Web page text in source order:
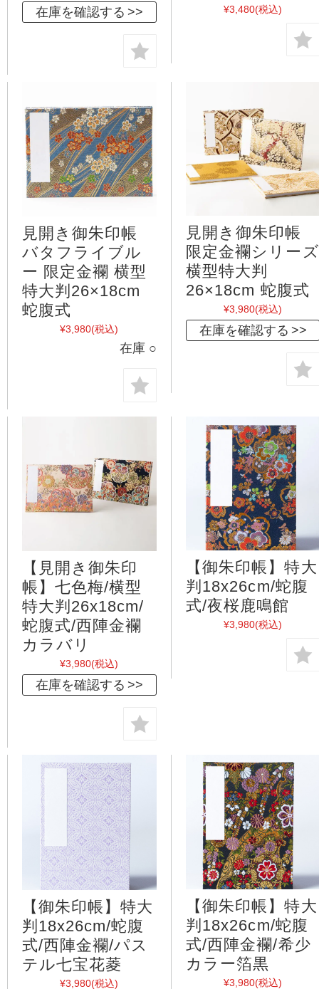
在庫を確認する ¥3,480(税込)
見開き御朱印帳
バタフライブル
ー 限定金襴 横型
特大判26×18cm
蛇腹式
¥3,980(税込)
在庫 ○
見開き御朱印帳
限定金襴シリーズ
横型特大判
26×18cm 蛇腹式
¥3,980(税込)
在庫を確認する
【見開き御朱印
帳】七色梅/横型
特大判26x18cm/
蛇腹式/西陣金襴
カラバリ
¥3,980(税込)
在庫を確認する
【御朱印帳】特大
判18x26cm/蛇腹
式/夜桜鹿鳴館
¥3,980(税込)
【御朱印帳】特大
判18x26cm/蛇腹
式/西陣金襴/パス
テル七宝花菱
¥3,980(税込)
【御朱印帳】特大
判18x26cm/蛇腹
式/西陣金襴/希少
カラー箔黒
¥3,980(税込)